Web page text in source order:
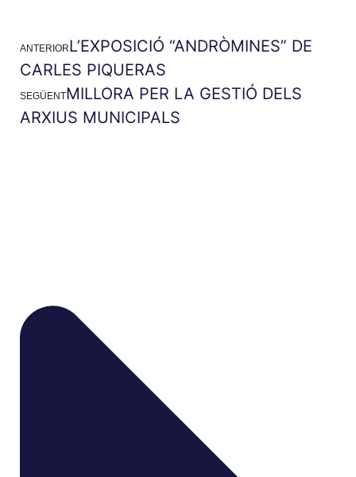
ANTERIORL’EXPOSICIÓ “ANDRÒMINES” DE
CARLES PIQUERAS
SEGÜENTMILLORA PER LA GESTIÓ DELS
ARXIUS MUNICIPALS